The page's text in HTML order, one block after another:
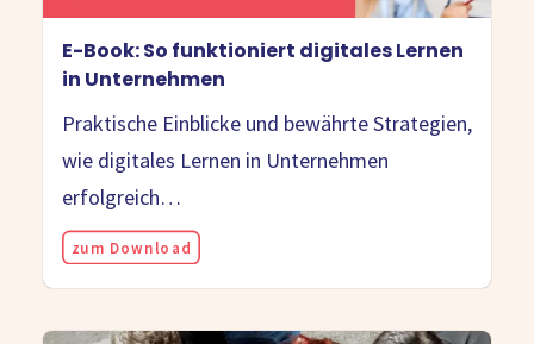
E-Book: So funktioniert digitales Lernen
in Unternehmen
Praktische Einblicke und bewährte Strategien,
wie digitales Lernen in Unternehmen
erfolgreich…
zum Download